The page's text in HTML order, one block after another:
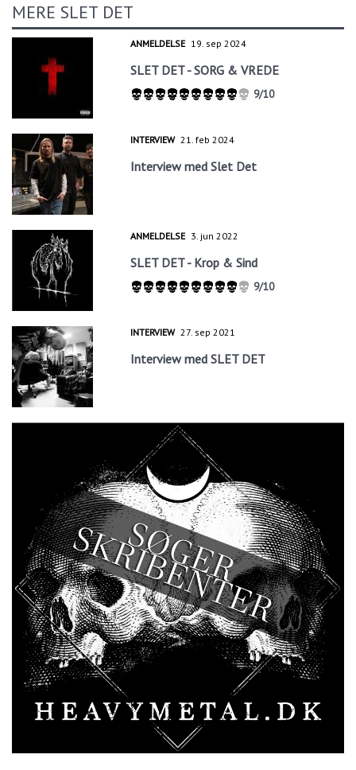
MERE SLET DET
ANMELDELSE 19. sep 2024
SLET DET - SORG & VREDE
9/10
INTERVIEW 21. feb 2024
Interview med Slet Det
ANMELDELSE 3. jun 2022
SLET DET - Krop & Sind
9/10
INTERVIEW 27. sep 2021
Interview med SLET DET